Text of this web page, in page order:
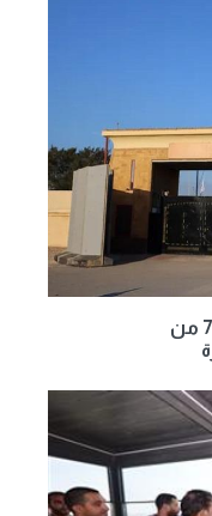
ميناء رفح البري يستقبل الدفعة الـ71 من